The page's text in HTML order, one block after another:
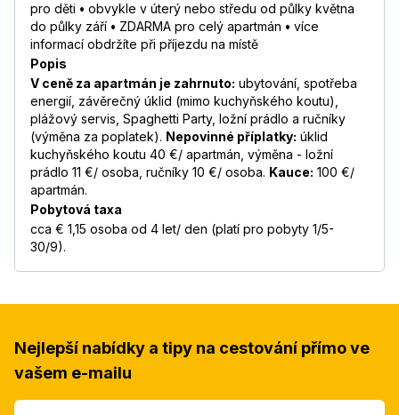
pro děti • obvykle v úterý nebo středu od půlky května
do půlky září • ZDARMA pro celý apartmán • více
informací obdržíte při příjezdu na místě
Popis
V ceně za apartmán je zahrnuto: ubytování, spotřeba
energií, závěrečný úklid (mimo kuchyňského koutu),
plážový servis, Spaghetti Party, ložní prádlo a ručníky
(výměna za poplatek). Nepovinné příplatky: úklid
kuchyňského koutu 40 €/ apartmán, výměna - ložní
prádlo 11 €/ osoba, ručníky 10 €/ osoba. Kauce: 100 €/
apartmán.
Pobytová taxa
cca € 1,15 osoba od 4 let/ den (platí pro pobyty 1/5-
30/9).
Nejlepší nabídky a tipy na cestování přímo ve
vašem e-mailu